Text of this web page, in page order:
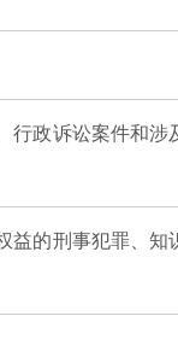
政诉讼案件和
的刑事犯罪、